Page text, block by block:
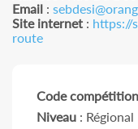
Email :
Site internet : https://
route
Code compétition
Niveau : Régional